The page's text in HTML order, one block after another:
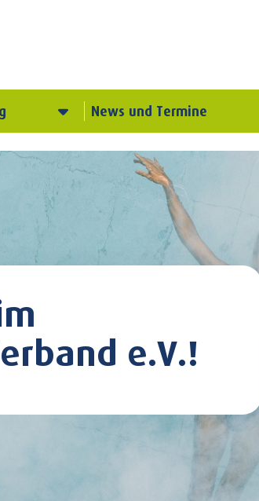
News und Termine
e.V.!